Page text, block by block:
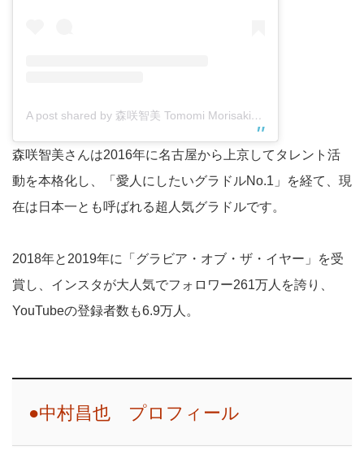
A post shared by 森咲智美 Tomomi Morisaki (@morisakitomomi)
森咲智美さんは2016年に名古屋から上京してタレント活
動を本格化し、「愛人にしたいグラドルNo.1」を経て、現
在は日本一とも呼ばれる超人気グラドルです。
2018年と2019年に「グラビア・オブ・ザ・イヤー」を受
賞し、インスタが大人気でフォロワー261万人を誇り、
YouTubeの登録者数も6.9万人。
●中村昌也 プロフィール